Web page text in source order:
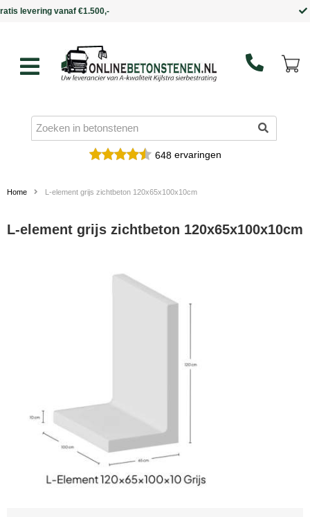
Binnen 5 werkdagen in huis
648ervaringen
Home L-element grijs zichtbeton 120x65x100x10cm
L-element grijs zichtbeton 120x65x100x10cm